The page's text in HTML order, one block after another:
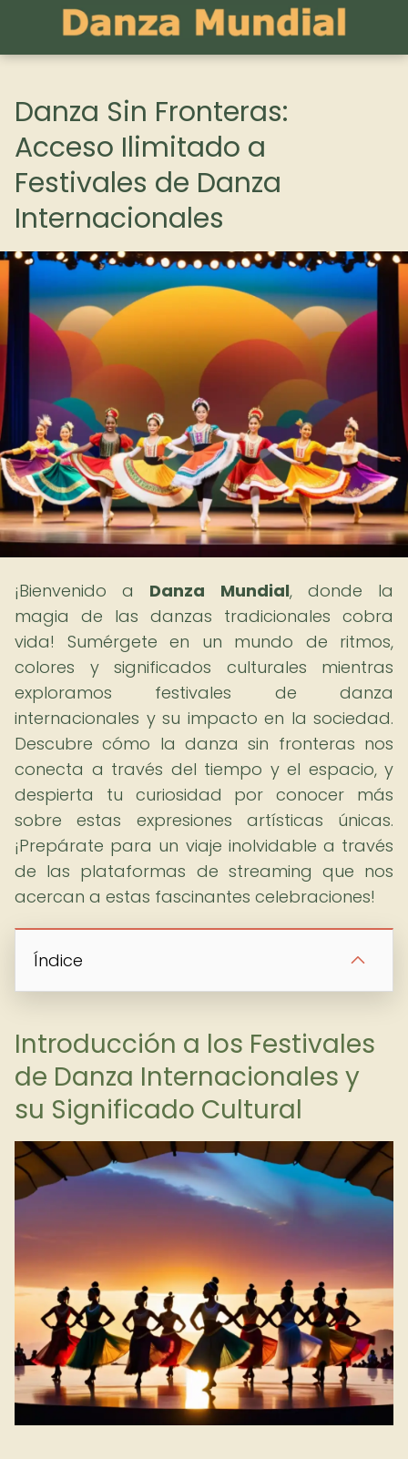
Danza Sin Fronteras:
Acceso Ilimitado a
Festivales de Danza
Internacionales
¡Bienvenido a Danza Mundial, donde la
magia de las danzas tradicionales cobra
vida! Sumérgete en un mundo de ritmos,
colores y significados culturales mientras
exploramos festivales de danza
internacionales y su impacto en la sociedad.
Descubre cómo la danza sin fronteras nos
conecta a través del tiempo y el espacio, y
despierta tu curiosidad por conocer más
sobre estas expresiones artísticas únicas.
¡Prepárate para un viaje inolvidable a través
de las plataformas de streaming que nos
acercan a estas fascinantes celebraciones!
Índice
Introducción a los Festivales
de Danza Internacionales y
su Significado Cultural